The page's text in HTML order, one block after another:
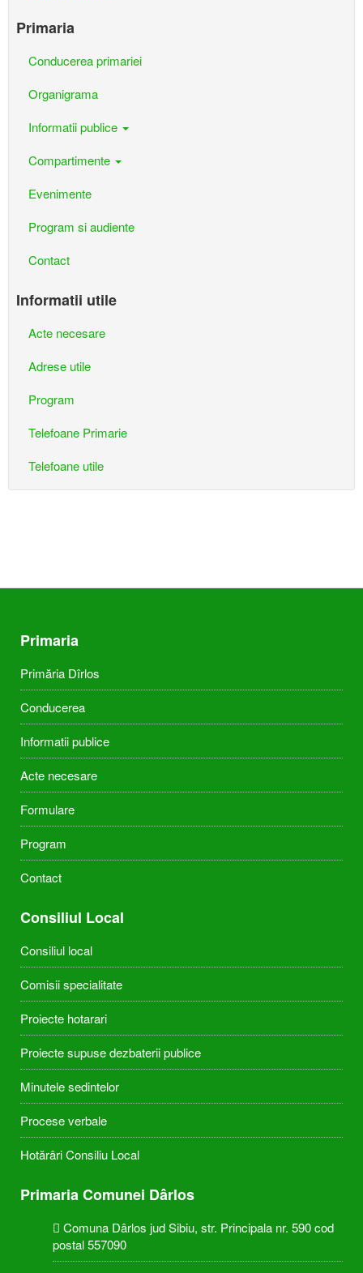
Primaria
Conducerea primariei
Organigrama
Informatii publice
Compartimente
Evenimente
Program si audiente
Contact
Informatii utile
Acte necesare
Adrese utile
Program
Telefoane Primarie
Telefoane utile
Primaria
Primăria Dîrlos
Conducerea
Informatii publice
Acte necesare
Formulare
Program
Contact
Consiliul Local
Consiliul local
Comisii specialitate
Proiecte hotarari
Proiecte supuse dezbaterii publice
Minutele sedintelor
Procese verbale
Hotărâri Consiliu Local
Primaria Comunei Dârlos
Comuna Dârlos jud Sibiu, str. Principala nr. 590 cod
postal 557090